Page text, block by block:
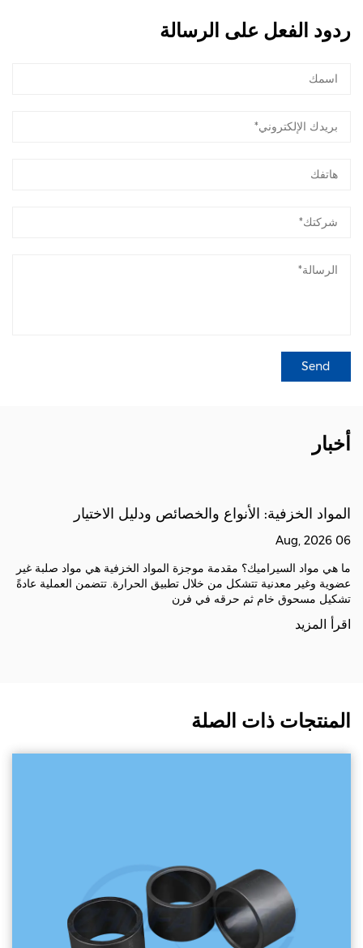
ردود الفعل على الرسالة
أخبار
المواد الخزفية: الأنواع والخصائص ودليل الاختيار
06 Aug, 2026
ما هي مواد السيراميك؟ مقدمة موجزة المواد الخزفية هي مواد صلبة غير
عضوية وغير معدنية تتشكل من خلال تطبيق الحرارة. تتضمن العملية عادةً
تشكيل مسحوق خام ثم حرقه في فرن
اقرأ المزيد
المنتجات ذات الصلة